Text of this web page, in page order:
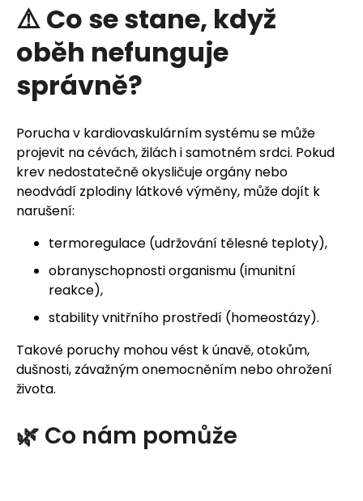
⚠️ Co se stane, když
oběh nefunguje
správně?
Porucha v kardiovaskulárním systému se může
projevit na cévách, žilách i samotném srdci. Pokud
krev nedostatečně okysličuje orgány nebo
neodvádí zplodiny látkové výměny, může dojít k
narušení:
termoregulace (udržování tělesné teploty),
obranyschopnosti organismu (imunitní
reakce),
stability vnitřního prostředí (homeostázy).
Takové poruchy mohou vést k únavě, otokům,
dušnosti, závažným onemocněním nebo ohrožení
života.
🌿 Co nám pomůže
o
r
u
u
j
e